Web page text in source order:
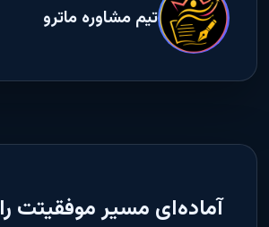
تیم مشاوره ماترو
آماده‌ای مسیر موفقیتت